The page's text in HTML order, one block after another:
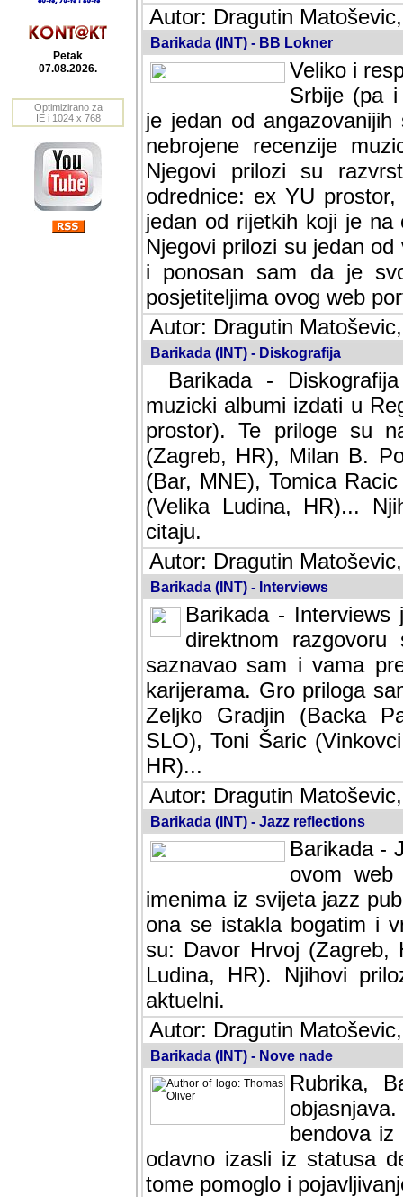
Petak
07.08.2026.
Optimizirano za
IE i 1024 x 768
Autor: Dragutin
Barikada (INT) - BB Lokner
Veliko i
Srbije (pa i
jedan od angazovanijih
nebrojene recenzije
Njegovi prilozi su
odrednice: ex YU
jedan od rijetkih koji je
Njegovi prilozi su jedan
i ponosan sam da je
posjetiteljima ovog web
Autor: Dragutin
Barikada (INT) - Diskografija
Barikada -
muzicki albumi izdati u
prostor). Te priloge su
(Zagreb, HR), Milan B.
(Bar, MNE), Tomica
(Velika Ludina, HR)...
citaju.
Autor: Dragutin
Barikada (INT) - Interviews
Barikada -
direktnom
saznavao sam i vama
karijerama. Gro priloga
Zeljko Gradjin (Backa
SLO), Toni Šaric
HR)...
Autor: Dragutin
Barikada (INT) - Jazz reflections
Barikada -
ovom web
imenima iz svijeta jazz
ona se istakla bogatim i
su: Davor Hrvoj (Zagreb,
Ludina, HR). Njihovi
aktuelni.
Autor: Dragutin
Barikada (INT) - Nove nade
Rubrika,
bendova
odavno izasli iz statusa
tome pomoglo i